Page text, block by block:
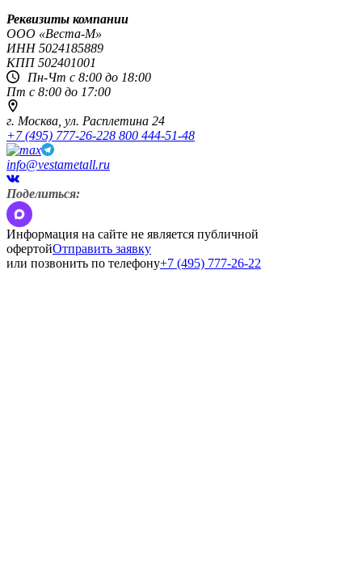
Реквизиты компании
OOO «Веста-М»
ИНН5024185889
КПП502401001
Пн-Чт с 8:00 до 18:00
Пт с 8:00 до 17:00
г. Москва, ул. Расплетина 24
+7 (495) 777-26-228 800 444-51-48
info@vestametall.ru
Поделиться:
Информация на сайте не является публичной
офертойОтправить заявку
или позвонить по телефону+7 (495) 777-26-22